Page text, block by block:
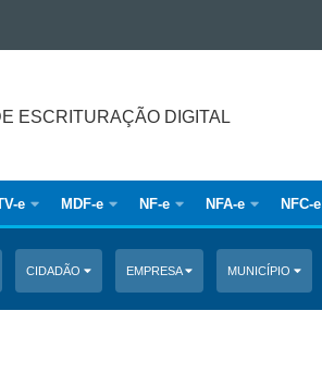
ESCRITURAÇÃO DIGITAL
e MDF-e NF-e NFA-e NFC-e
CIDADÃO EMPRESA MUNICÍPIO